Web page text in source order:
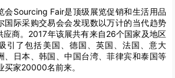
会Sourcing Fair是顶级展览促销和生活用品
国际采购交易会会发现数以万计的当代趋势
应商。2017年该展共有来自26个国家及地区
引了包括美国、德国、英国、法国、意大
、日本、韩国、中国台湾、菲律宾和泰国等
买家20000名前来。